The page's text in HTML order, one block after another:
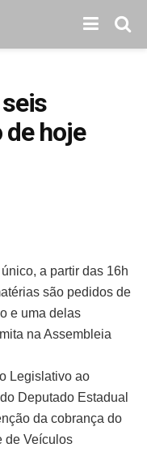
hoje
a partir das 16h
são pedidos de
e uma delas
na Assembleia
Legislativo ao
Deputado Estadual
da cobrança do
de Veículos